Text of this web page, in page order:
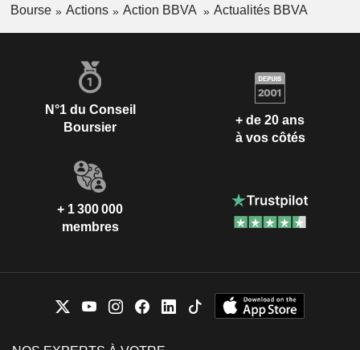
Bourse Actions Action BBVA Actualités BBVA
N°1 du Conseil
Boursier
+ de 20 ans
à vos côtés
+ 1 300 000
membres